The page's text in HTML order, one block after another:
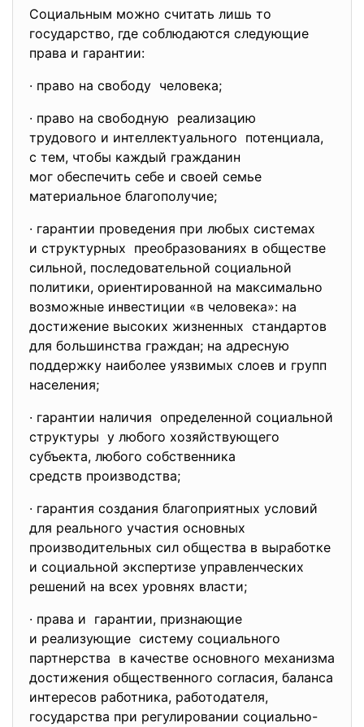
Социальным можно считать лишь то
государство, где соблюдаются следующие
права и гарантии:
· право на свободу человека;
· право на свободную реализацию
трудового и интеллектуального потенциала,
с тем, чтобы каждый гражданин
мог обеспечить себе и своей семье
материальное благополучие;
· гарантии проведения при любых системах
и структурных преобразованиях в обществе
сильной, последовательной социальной
политики, ориентированной на максимально
возможные инвестиции «в человека»: на
достижение высоких жизненных стандартов
для большинства граждан; на адресную
поддержку наиболее уязвимых слоев и групп
населения;
· гарантии наличия определенной социальной
структуры у любого хозяйствующего
субъекта, любого собственника
средств производства;
· гарантия создания благоприятных условий
для реального участия основных
производительных сил общества в выработке
и социальной экспертизе управленческих
решений на всех уровнях власти;
· права и гарантии, признающие
и реализующие систему социального
партнерства в качестве основного механизма
достижения общественного согласия, баланса
интересов работника, работодателя,
государства при регулировании социально-